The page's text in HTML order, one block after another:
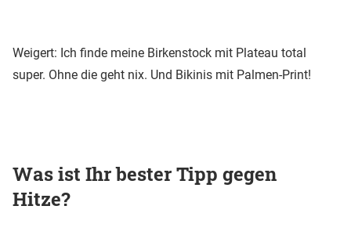
Weigert: Ich finde meine Birkenstock mit Plateau total
super. Ohne die geht nix. Und Bikinis mit Palmen-Print!
Was ist Ihr bester Tipp gegen
Hitze?